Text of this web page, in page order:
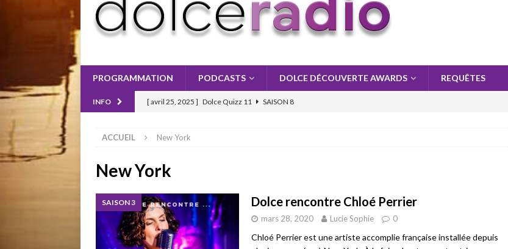
PROGRAMMATION PODCASTS DOLCE DÉCOUVERTE AWARDS REQUÊTES
INFO [ avril 25, 2025 ] Dolce Quizz 11 SAISON 8
[ mai 2, 2025 ]
ACCUEIL New York
New York
SAISON 3 Dolce rencontre Chloé Perrier
mars 28, 2020 Lucie Sophie 0
Chloé Perrier est une artiste accomplie française installée depuis